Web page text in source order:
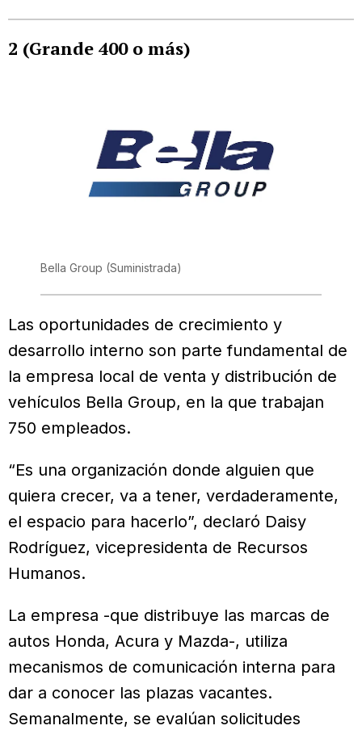
2 (Grande 400 o más)
Bella Group (Suministrada)
Las oportunidades de crecimiento y
desarrollo interno son parte fundamental de
la empresa local de venta y distribución de
vehículos Bella Group, en la que trabajan
750 empleados.
“Es una organización donde alguien que
quiera crecer, va a tener, verdaderamente,
el espacio para hacerlo”, declaró Daisy
Rodríguez, vicepresidenta de Recursos
Humanos.
La empresa -que distribuye las marcas de
autos Honda, Acura y Mazda-, utiliza
mecanismos de comunicación interna para
dar a conocer las plazas vacantes.
Semanalmente, se evalúan solicitudes